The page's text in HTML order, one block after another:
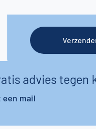
advies tegen
een mail